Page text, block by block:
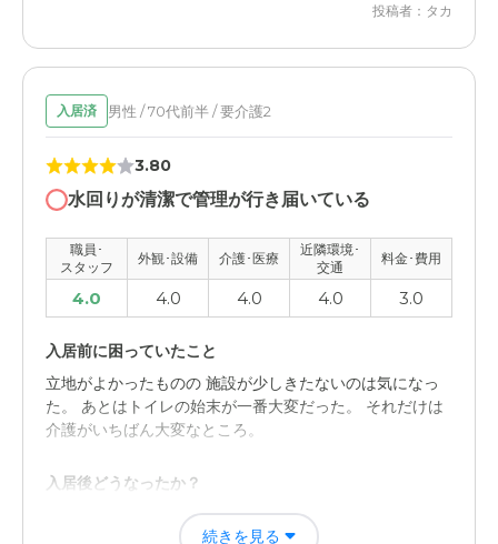
職員・スタッフ・他入居者の雰囲気について
スタッフからのちゃんとした状況説明がないように感じて
しまう。他入居者は、同じような方が多い。
外観・内装・居室・設備について
きれいにしているし、場所はのどかでいいと感じる。晴れ
ている日は、景色もいいと思う。
介護医療サービスについて
専門的な知識で、仕事をそつなくしてくれるので、尊敬す
る。感情がないようにも感じてしまう。
渋滞もなく、あまり遠くもなく場所的にはとても良いと思
う。景色もよくて、行きやすいです。
投稿者：タカ
入居済 男性 / 70代前半 / 要介護2
3.80
水回りが清潔で管理が行き届いている
職員･
スタッフ
外観･設備 介護･医療
近隣環境･
交通
料金･費用
4.0 4.0 4.0 4.0 3.0
入居前に困っていたこと
立地がよかったものの 施設が少しきたないのは気になっ
た。 あとはトイレの始末が一番大変だった。 それだけは
介護がいちばん大変なところ。
入居後どうなったか？
立地がとてもよかったから。 環境は大事なので、安心し
て任せることができるから。レクレーションも多くて良か
続きを見る